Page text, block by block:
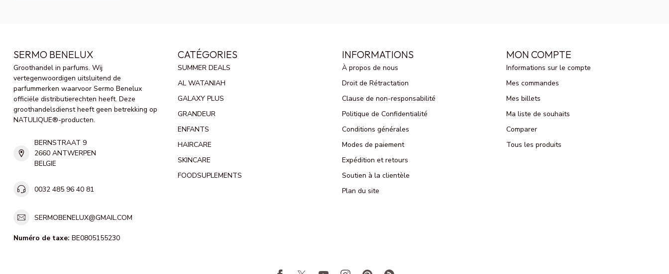
SERMO BENELUX
Groothandel in parfums. Wij
vertegenwoordigen uitsluitend de
parfummerken waarvoor Sermo Benelux
officiële distributierechten heeft. Deze
groothandelsdienst heeft geen betrekking op
NATULIQUE®-producten.
BERNSTRAAT 9
2660 ANTWERPEN
BELGIE
0032 485 96 40 81
SERMOBENELUX@GMAIL.COM
Numéro de taxe: BE0805155230
CATÉGORIES
SUMMER DEALS
AL WATANIAH
GALAXY PLUS
GRANDEUR
ENFANTS
HAIRCARE
SKINCARE
FOODSUPLEMENTS
INFORMATIONS
À propos de nous
Droit de Rétractation
Clause de non-responsabilité
Politique de Confidentialité
Conditions générales
Modes de paiement
Expédition et retours
Soutien à la clientèle
Plan du site
MON COMPTE
Informations sur le compte
Mes commandes
Mes billets
Ma liste de souhaits
Comparer
Tous les produits